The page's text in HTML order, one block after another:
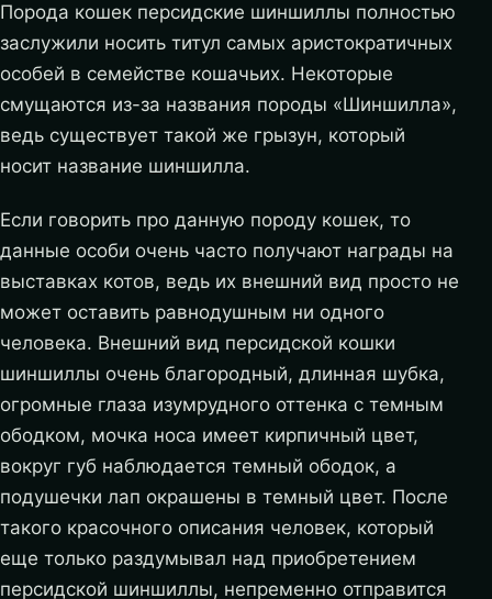
Порода кошек персидские шиншиллы полностью
заслужили носить титул самых аристократичных
особей в семействе кошачьих. Некоторые
смущаются из-за названия породы «Шиншилла»,
ведь существует такой же грызун, который
носит название шиншилла.
Если говорить про данную породу кошек, то
данные особи очень часто получают награды на
выставках котов, ведь их внешний вид просто не
может оставить равнодушным ни одного
человека. Внешний вид персидской кошки
шиншиллы очень благородный, длинная шубка,
огромные глаза изумрудного оттенка с темным
ободком, мочка носа имеет кирпичный цвет,
вокруг губ наблюдается темный ободок, а
подушечки лап окрашены в темный цвет. После
такого красочного описания человек, который
еще только раздумывал над приобретением
персидской шиншиллы, непременно отправится